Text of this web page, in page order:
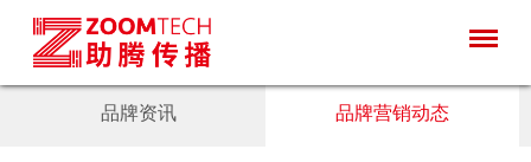
品牌资讯 品牌营销动态